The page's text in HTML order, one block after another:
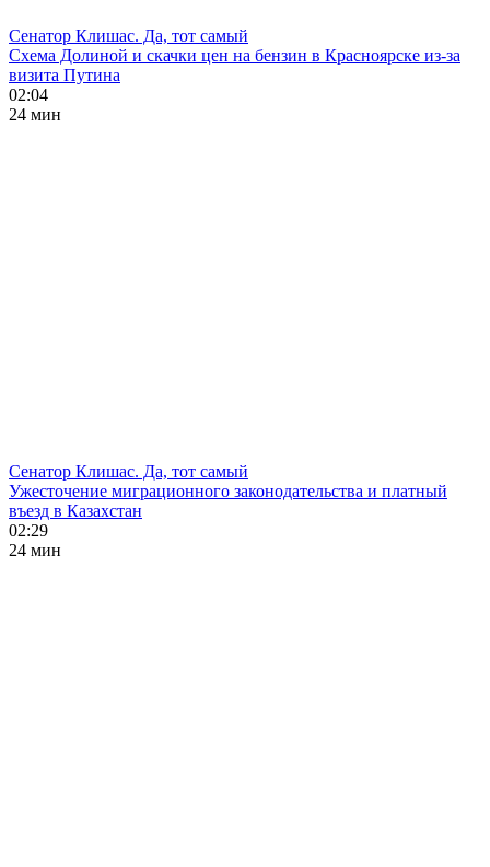
Сенатор Клишас. Да, тот самый
Схема Долиной и скачки цен на бензин в Красноярске из-за
визита Путина
02:04
24 мин
Сенатор Клишас. Да, тот самый
Ужесточение миграционного законодательства и платный
въезд в Казахстан
02:29
24 мин